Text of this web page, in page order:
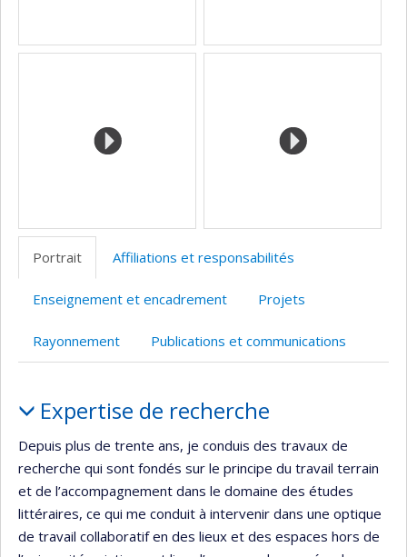
Portrait Affiliations et responsabilités
Enseignement et encadrement Projets
Rayonnement Publications et communications
Expertise de recherche
Depuis plus de trente ans, je conduis des travaux de
recherche qui sont fondés sur le principe du travail terrain
et de l’accompagnement dans le domaine des études
littéraires, ce qui me conduit à intervenir dans une optique
de travail collaboratif en des lieux et des espaces hors de